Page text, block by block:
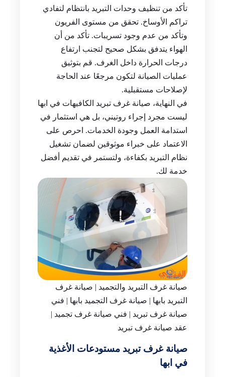
تأكد من تنظيف وحدات التبريد بانتظام لتفادي
تراكم الأوساخ. تحقق من مستوى الفريون
وتأكد من عدم وجود تسريبات. تأكد من أن
الهواء يتدفق بشكل صحيح لتجنب ارتفاع
درجات الحرارة داخل الغرف. قم بتوثيق
عمليات الصيانة لتكون مرجعًا عند الحاجة
لإصلاحات مستقبلية.
في النهاية، صيانة غرف تبريد الكافيهات في ابها
ليست مجرد إجراء روتيني، بل هي استثمار في
استدامة العمل وجودة الخدمات. احرص على
الاعتماد على خبراء موثوقين لضمان تشغيل
نظام التبريد بكفاءة، ولتستمر في تقديم أفضل
خدمة لك.
صيانة غرف التبريد والتجميد | صيانة غرف
التبريد بابها | صيانة غرف التجميد بابها | فني
صيانة غرف تبريد | فني صيانة غرف تجميد |
عقد صيانة غرف تبريد
صيانة غرف تبريد مستودعات الأغذية
في ابها